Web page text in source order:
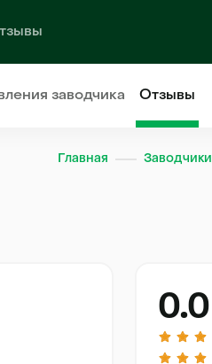
заводчика Отзывы
Главная Заводчики
0.0